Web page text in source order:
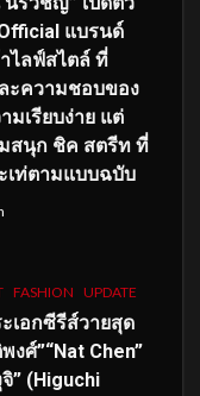
แบรนด์
ไลฟ์สไตล์ ที่
ะความชอบของ
มเรียบง่าย แต่
สนุก ชิค สตรีท ที่
ท่ตามแบบฉบับ
FASHION UPDATE
เอกซีรีส์วายสุด
งศ์”“Nat Chen”
” (Higuchi